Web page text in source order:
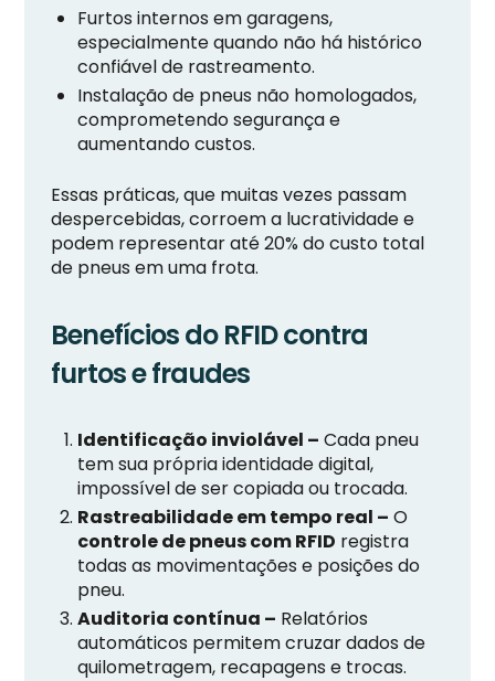
Furtos internos em garagens,
especialmente quando não há histórico
confiável de rastreamento.
Instalação de pneus não homologados,
comprometendo segurança e
aumentando custos.
Essas práticas, que muitas vezes passam
despercebidas, corroem a lucratividade e
podem representar até 20% do custo total
de pneus em uma frota.
Benefícios do RFID contra
furtos e fraudes
Identificação inviolável – Cada pneu
tem sua própria identidade digital,
impossível de ser copiada ou trocada.
Rastreabilidade em tempo real – O
controle de pneus com RFID registra
todas as movimentações e posições do
pneu.
Auditoria contínua – Relatórios
automáticos permitem cruzar dados de
quilometragem, recapagens e trocas.